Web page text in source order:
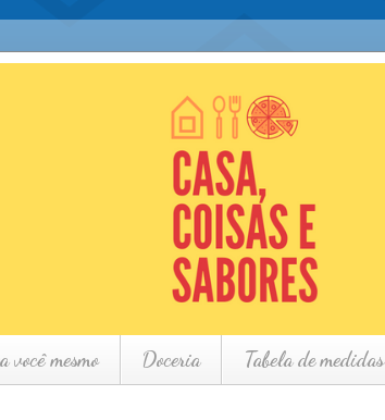
você mesmo Doceria Tabela de medidas